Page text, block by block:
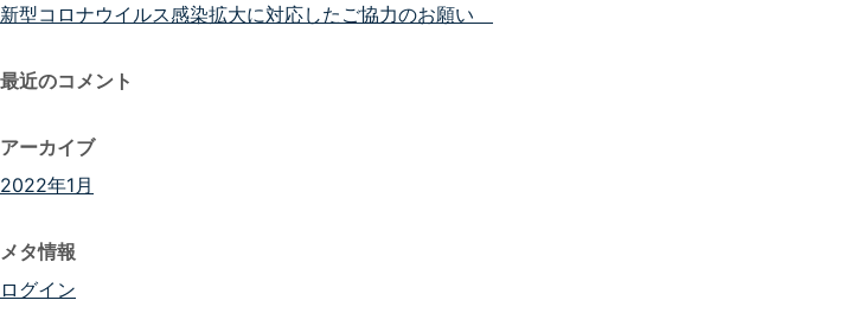
新型コロナウイルス感染拡大に対応したご協力のお願い
最近のコメント
アーカイブ
2022年1月
メタ情報
ログイン